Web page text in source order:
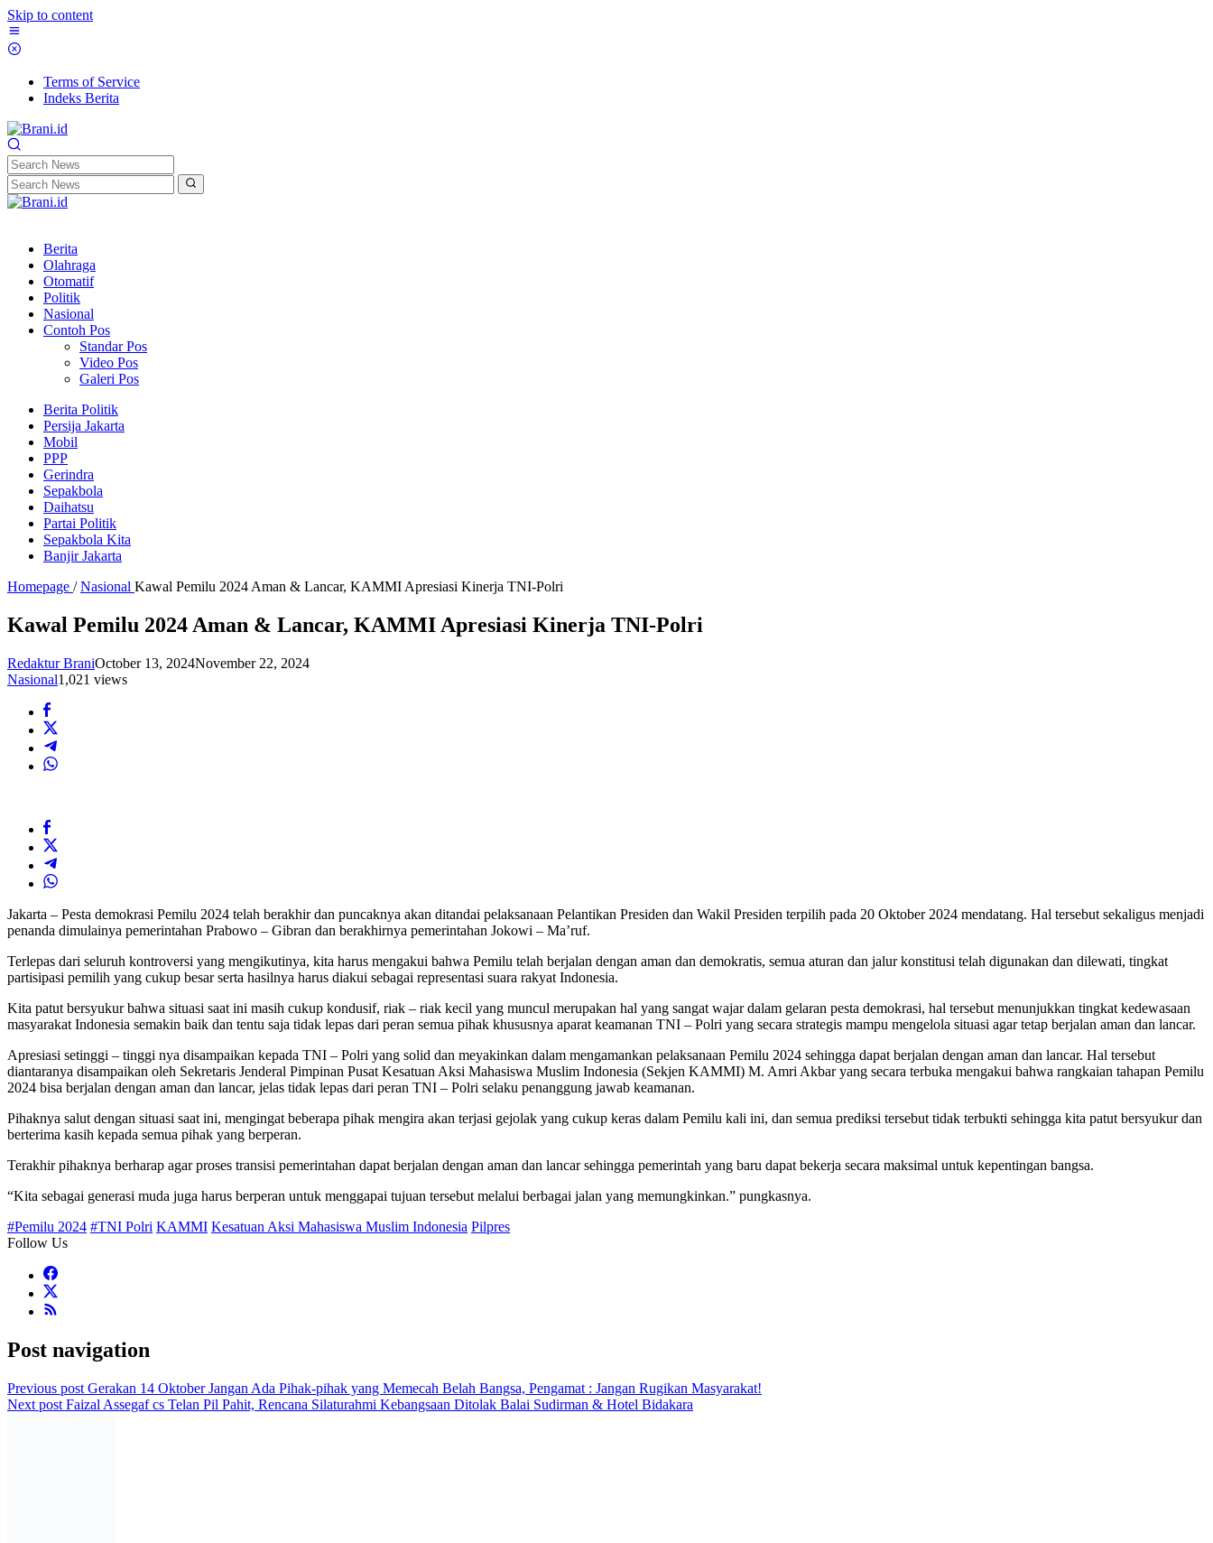
Skip to content
Terms of Service
Indeks Berita
Berita
Olahraga
Otomatif
Politik
Nasional
Contoh Pos
Standar Pos
Video Pos
Galeri Pos
Berita Politik
Persija Jakarta
Mobil
PPP
Gerindra
Sepakbola
Daihatsu
Partai Politik
Sepakbola Kita
Banjir Jakarta
Homepage / Nasional Kawal Pemilu 2024 Aman & Lancar, KAMMI Apresiasi Kinerja TNI-Polri
Kawal Pemilu 2024 Aman & Lancar, KAMMI Apresiasi Kinerja TNI-Polri
Redaktur BraniOctober 13, 2024November 22, 2024
Nasional1,021 views
Jakarta – Pesta demokrasi Pemilu 2024 telah berakhir dan puncaknya akan ditandai pelaksanaan Pelantikan Presiden dan Wakil Presiden terpilih pada 20 Oktober 2024 mendatang. Hal tersebut sekaligus menjadi
penanda dimulainya pemerintahan Prabowo – Gibran dan berakhirnya pemerintahan Jokowi – Ma’ruf.
Terlepas dari seluruh kontroversi yang mengikutinya, kita harus mengakui bahwa Pemilu telah berjalan dengan aman dan demokratis, semua aturan dan jalur konstitusi telah digunakan dan dilewati, tingkat
partisipasi pemilih yang cukup besar serta hasilnya harus diakui sebagai representasi suara rakyat Indonesia.
Kita patut bersyukur bahwa situasi saat ini masih cukup kondusif, riak – riak kecil yang muncul merupakan hal yang sangat wajar dalam gelaran pesta demokrasi, hal tersebut menunjukkan tingkat kedewasaan
masyarakat Indonesia semakin baik dan tentu saja tidak lepas dari peran semua pihak khususnya aparat keamanan TNI – Polri yang secara strategis mampu mengelola situasi agar tetap berjalan aman dan lancar.
Apresiasi setinggi – tinggi nya disampaikan kepada TNI – Polri yang solid dan meyakinkan dalam mengamankan pelaksanaan Pemilu 2024 sehingga dapat berjalan dengan aman dan lancar. Hal tersebut
diantaranya disampaikan oleh Sekretaris Jenderal Pimpinan Pusat Kesatuan Aksi Mahasiswa Muslim Indonesia (Sekjen KAMMI) M. Amri Akbar yang secara terbuka mengakui bahwa rangkaian tahapan Pemilu
2024 bisa berjalan dengan aman dan lancar, jelas tidak lepas dari peran TNI – Polri selaku penanggung jawab keamanan.
Pihaknya salut dengan situasi saat ini, mengingat beberapa pihak mengira akan terjasi gejolak yang cukup keras dalam Pemilu kali ini, dan semua prediksi tersebut tidak terbukti sehingga kita patut bersyukur dan
berterima kasih kepada semua pihak yang berperan.
Terakhir pihaknya berharap agar proses transisi pemerintahan dapat berjalan dengan aman dan lancar sehingga pemerintah yang baru dapat bekerja secara maksimal untuk kepentingan bangsa.
“Kita sebagai generasi muda juga harus berperan untuk menggapai tujuan tersebut melalui berbagai jalan yang memungkinkan.” pungkasnya.
#Pemilu 2024 #TNI Polri KAMMI Kesatuan Aksi Mahasiswa Muslim Indonesia Pilpres
Follow Us
Post navigation
Previous post Gerakan 14 Oktober Jangan Ada Pihak-pihak yang Memecah Belah Bangsa, Pengamat : Jangan Rugikan Masyarakat!
Next post Faizal Assegaf cs Telan Pil Pahit, Rencana Silaturahmi Kebangsaan Ditolak Balai Sudirman & Hotel Bidakara